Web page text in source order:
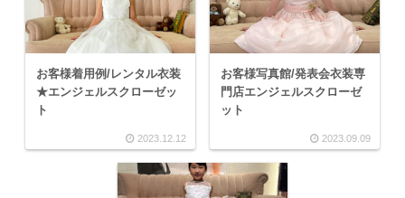
お客様着用例/レンタル衣装
★エンジェルスクローゼッ
ト
2023.12.12
お客様写真館/発表会衣装専
門店エンジェルスクローゼ
ット
2023.09.09